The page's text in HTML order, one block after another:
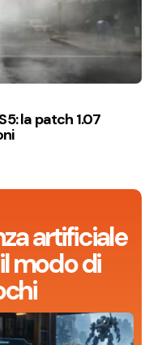
artificiale
modo di
la patch 1.07